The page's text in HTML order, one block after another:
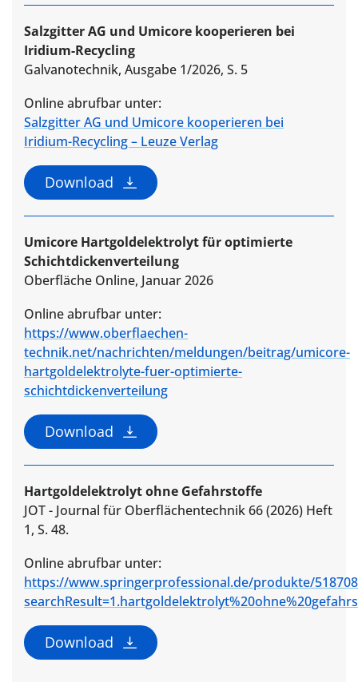
Salzgitter AG und Umicore kooperieren bei
Iridium-Recycling
Galvanotechnik, Ausgabe 1/2026, S. 5
Online abrufbar unter:
Salzgitter AG und Umicore kooperieren bei
Iridium-Recycling – Leuze Verlag
Download
Umicore Hartgoldelektrolyt für optimierte
Schichtdickenverteilung
Oberfläche Online, Januar 2026
Online abrufbar unter:
https://www.oberflaechen-
technik.net/nachrichten/meldungen/beitrag/umicore-
hartgoldelektrolyte-fuer-optimierte-
schichtdickenverteilung
Download
Hartgoldelektrolyt ohne Gefahrstoffe
JOT - Journal für Oberflächentechnik 66 (2026) Heft
1, S. 48.
Online abrufbar unter:
https://www.springerprofessional.de/produkte/
Download